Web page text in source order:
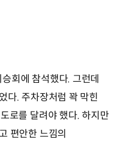
회에 참석했다. 그런데
다. 주차장처럼 꽉 막힌
로를 달려야 했다. 하지만
편안한 느낌의